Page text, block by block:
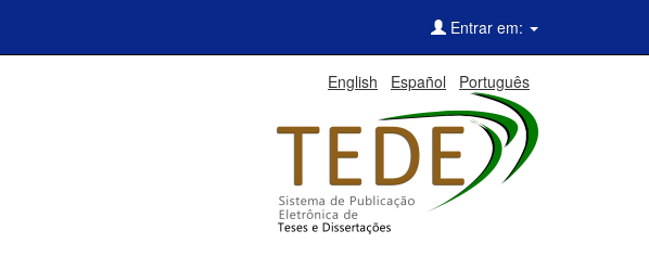
Entrar em:
English Español Português